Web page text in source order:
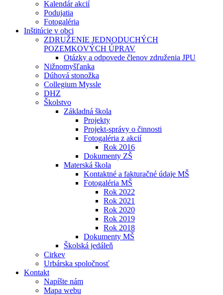
Kalendár akcií
Podujatia
Fotogaléria
Inštitúcie v obci
ZDRUŽENIE JEDNODUCHÝCH
POZEMKOVÝCH ÚPRAV
Otázky a odpovede členov združenia JPU
Nižnomyšľanka
Dúhová stonožka
Collegium Myssle
DHZ
Školstvo
Základná škola
Projekty
Projekt-správy o činnosti
Fotogaléria z akcií
Rok 2016
Dokumenty ZŠ
Materská škola
Kontaktné a fakturačné údaje MŠ
Fotogaléria MŠ
Rok 2022
Rok 2021
Rok 2020
Rok 2019
Rok 2018
Dokumenty MŠ
Školská jedáleň
Cirkev
Urbárska spoločnosť
Kontakt
Napíšte nám
Mapa webu